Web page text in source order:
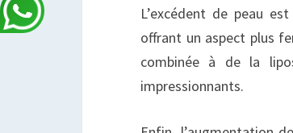
L’excédent de peau
offrant un aspect plus
combinée à de la
impressionnants.